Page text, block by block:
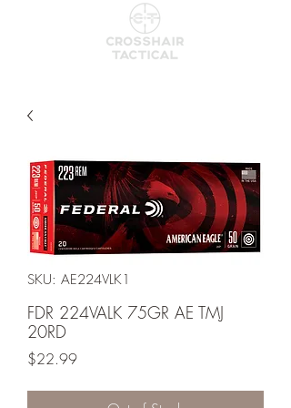
SKU: AE224VLK1
FDR 224VALK 75GR AE TMJ
20RD
$22.99Price